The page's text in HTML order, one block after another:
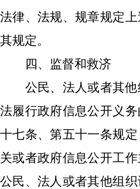
法律、法规、规章规定
其规定。
四、监督和救济
公民、法人或者其
法履行政府信息公开义
十七条、第五十一条规
关或者政府信息公开工作
公民、法人或者其他组